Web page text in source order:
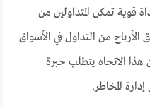
قوية تمكن المتداولين من
الأرباح من التداول في الأسواق
هذا الاتجاه يتطلب خبرة
المخاطر.